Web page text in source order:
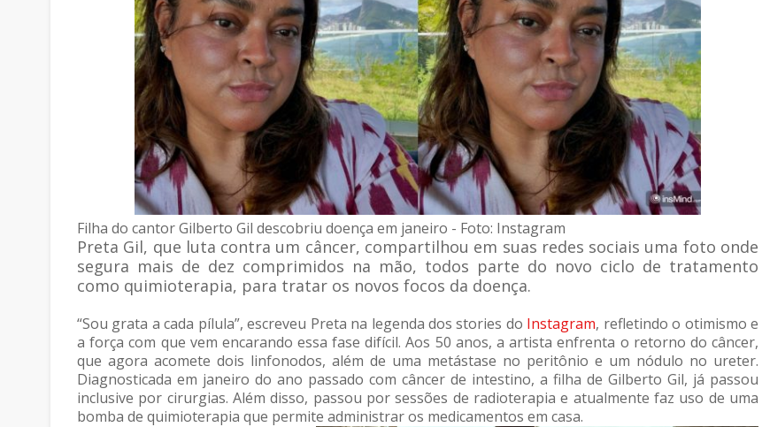
Filha do cantor Gilberto Gil descobriu doença em janeiro - Foto: Instagram
Preta Gil, que luta contra um câncer, compartilhou em suas redes sociais uma foto onde
segura mais de dez comprimidos na mão, todos parte do novo ciclo de tratamento
como quimioterapia, para tratar os novos focos da doença.
“Sou grata a cada pílula”, escreveu Preta na legenda dos stories do Instagram, refletindo o otimismo e
a força com que vem encarando essa fase difícil. Aos 50 anos, a artista enfrenta o retorno do câncer,
que agora acomete dois linfonodos, além de uma metástase no peritônio e um nódulo no ureter.
Diagnosticada em janeiro do ano passado com câncer de intestino, a filha de Gilberto Gil, já passou
inclusive por cirurgias. Além disso, passou por sessões de radioterapia e atualmente faz uso de uma
bomba de quimioterapia que permite administrar os medicamentos em casa.